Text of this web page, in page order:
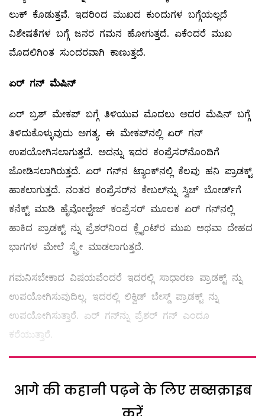
ಲುಕ್‌ ಕೊಡುತ್ತವೆ. ಇದರಿಂದ ಮುಖದ ಕುಂದುಗಳ ಬಗ್ಗೆಯಲ್ಲದೆ
ವಿಶೇಷತೆಗಳ ಬಗ್ಗೆ ಜನರ ಗಮನ ಹೋಗುತ್ತದೆ. ಏಕೆಂದರೆ ಮುಖ
ಮೊದಲಿಗಿಂತ ಸುಂದರವಾಗಿ ಕಾಣುತ್ತದೆ.
ಏರ್‌ ಗನ್‌ ಮೆಷಿನ್
ಏರ್‌ ಬ್ರಶ್‌ ಮೇಕಪ್‌ ಬಗ್ಗೆ ತಿಳಿಯುವ ಮೊದಲು ಅದರ ಮೆಷಿನ್‌ ಬಗ್ಗೆ
ತಿಳಿದುಕೊಳ್ಳುವುದು ಅಗತ್ಯ. ಈ ಮೇಕಪ್‌ನಲ್ಲಿ ಏರ್‌ ಗನ್
ಉಪಯೋಗಿಸಲಾಗುತ್ತದೆ. ಅದನ್ನು ಇದರ ಕಂಪ್ರೆಸರ್‌ನೊಂದಿಗೆ
ಜೋಡಿಸಲಾಗಿರುತ್ತದೆ. ಏರ್‌ ಗನ್‌ನ ಟ್ಯಾಂಕ್‌ನಲ್ಲಿ ಕೆಲವು ಹನಿ ಪ್ರಾಡಕ್ಟ್
ಹಾಕಲಾಗುತ್ತದೆ. ನಂತರ ಕಂಪ್ರೆಸರ್‌ನ ಕೇಬಲ್‌ನ್ನು ಸ್ವಿಚ್‌ ಬೋರ್ಡ್‌ಗೆ
ಕನೆಕ್ಟ್ ಮಾಡಿ ಹೈವೋಲ್ಟೇಜ್‌ ಕಂಪ್ರೆಸರ್ ಮೂಲಕ ಏರ್‌ ಗನ್‌ನಲ್ಲಿ
ಹಾಕಿದ ಪ್ರಾಡಕ್ಟ್ ನ್ನು ಪ್ರೆಶರ್‌ನಿಂದ ಕ್ಲೈಂಟ್‌ರ ಮುಖ ಅಥವಾ ದೇಹದ
ಭಾಗಗಳ ಮೇಲೆ ಸ್ಪ್ರೇ ಮಾಡಲಾಗುತ್ತದೆ.
ಗಮನಿಸಬೇಕಾದ ವಿಷಯವೆಂದರೆ ಇದರಲ್ಲಿ ಸಾಧಾರಣ ಪ್ರಾಡಕ್ಟ್ ನ್ನು
ಉಪಯೋಗಿಸುವುದಿಲ್ಲ. ಇದರಲ್ಲಿ ಲಿಕ್ವಿಡ್‌ ಬೇಸ್ಡ್ ಪ್ರಾಡಕ್ಟ್ ನ್ನು
ಉಪಯೋಗಿಸುತ್ತಾರೆ. ಏರ್‌ ಗನ್‌ನ್ನು ಪ್ರೆಶರ್‌ ಗನ್‌ ಎಂದೂ
ಕರೆಯುತ್ತಾರೆ.
आगे की कहानी पढ़ने के लिए सब्सक्राइब